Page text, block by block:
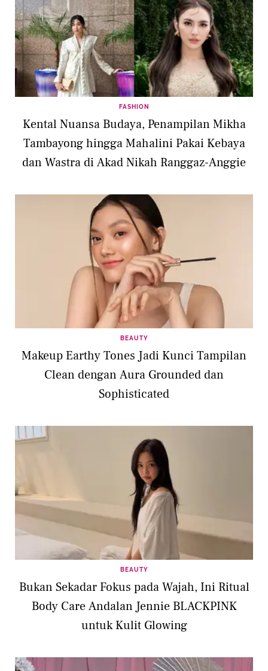
FASHION
Kental Nuansa Budaya, Penampilan Mikha
Tambayong hingga Mahalini Pakai Kebaya
dan Wastra di Akad Nikah Ranggaz-Anggie
BEAUTY
Makeup Earthy Tones Jadi Kunci Tampilan
Clean dengan Aura Grounded dan
Sophisticated
BEAUTY
Bukan Sekadar Fokus pada Wajah, Ini Ritual
Body Care Andalan Jennie BLACKPINK
untuk Kulit Glowing